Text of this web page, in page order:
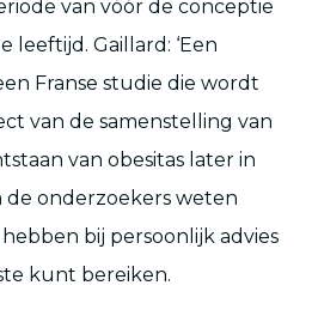
van vóór de conceptie
leeftijd. Gaillard: ‘Een
Franse studie die wordt
van de samenstelling van
van obesitas later in
de onderzoekers weten
bij persoonlijk advies
kunt bereiken.